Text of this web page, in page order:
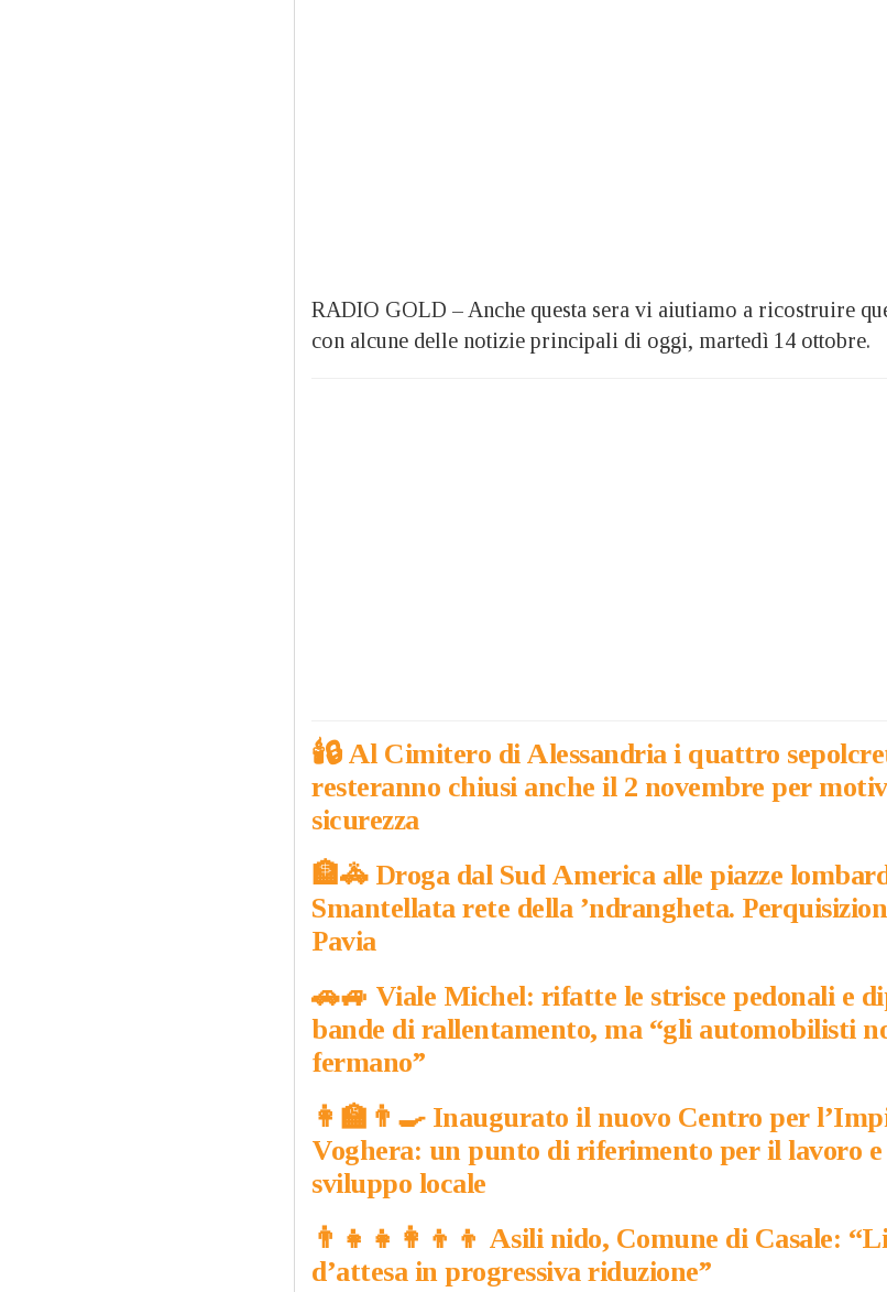
RADIO GOLD – Anche questa sera vi aiutiamo a ricostruire
con alcune delle notizie principali di oggi, martedì 14 ottobre.
🕯️​🔒​ Al Cimitero di Alessandria i quattro
resteranno chiusi anche il 2 novembre per
sicurezza
🏦​🚓​ Droga dal Sud America alle piazze
Smantellata rete della ’ndrangheta.
Pavia
​🚗​🚙​ Viale Michel: rifatte le strisce pedonali e
bande di rallentamento, ma “gli automobilisti
fermano”
​👩‍🏫​👨‍🍳​ Inaugurato il nuovo Centro per
Voghera: un punto di riferimento per il lavoro e
sviluppo locale
👨‍👧‍👧​👩‍👦‍👦​ Asili nido, Comune di Casale:
d’attesa in progressiva riduzione”